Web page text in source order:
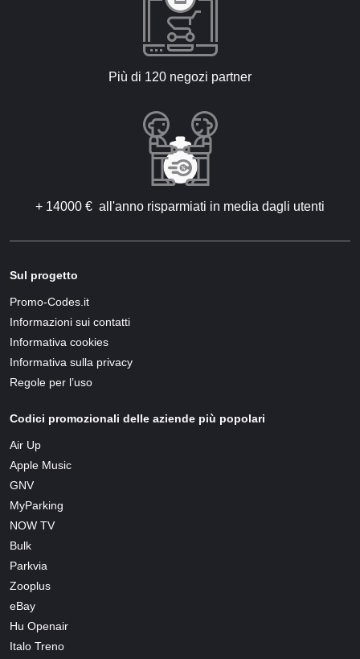
Più di 120 negozi partner
+ 14000 € all'anno risparmiati in media dagli utenti
Sul progetto
Promo-Codes.it
Informazioni sui contatti
Informativa cookies
Informativa sulla privacy
Regole per l’uso
Codici promozionali delle aziende più popolari
Air Up
Apple Music
GNV
MyParking
NOW TV
Bulk
Parkvia
Zooplus
eBay
Hu Openair
Italo Treno